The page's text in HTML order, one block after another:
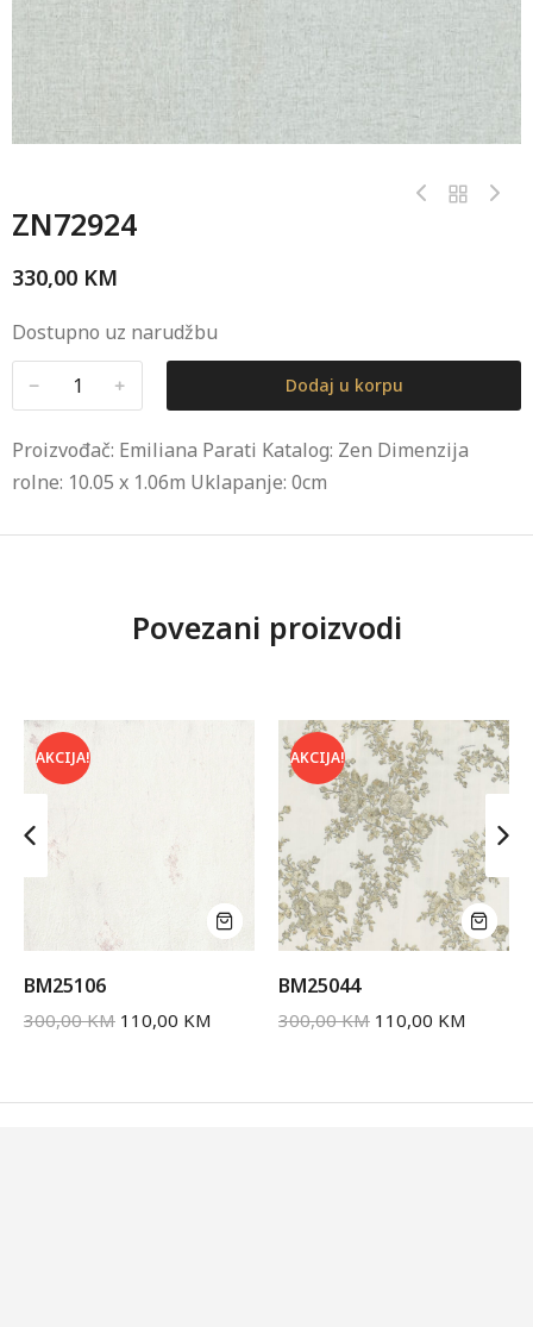
ZN72924
330,00 KM
Dostupno uz narudžbu
﹣ ﹢ Dodaj u korpu
Proizvođač: Emiliana Parati Katalog: Zen Dimenzija
rolne: 10.05 x 1.06m Uklapanje: 0cm
Povezani proizvodi
AKCIJA!
BM25106
300,00KM 110,00 KM
AKCIJA!
BM25044
300,00KM 110,00 KM